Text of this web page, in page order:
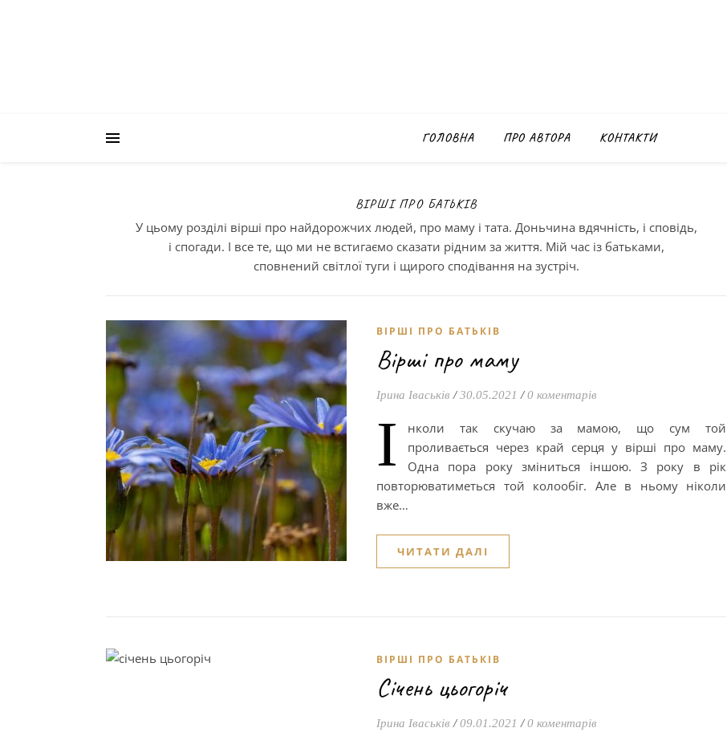
ГОЛОВНА ПРО АВТОРА КОНТАКТИ
ВІРШІ ПРО БАТЬКІВ
У цьому розділі вірші про найдорожчих людей, про маму і тата. Доньчина вдячність, і сповідь,
і спогади. І все те, що ми не встигаємо сказати рідним за життя. Мій час із батьками,
сповнений світлої туги і щирого сподівання на зустріч.
ВІРШІ ПРО БАТЬКІВ
Вірші про маму
Ірина Іваськів / 30.05.2021 / 0 коментарів
І
нколи так скучаю за мамою, що сум той
проливається через край серця у вірші про маму.
Одна пора року зміниться іншою. З року в рік
повторюватиметься той колообіг. Але в ньому ніколи
вже…
ЧИТАТИ ДАЛІ
ВІРШІ ПРО БАТЬКІВ
Січень цьогоріч
Ірина Іваськів / 09.01.2021 / 0 коментарів